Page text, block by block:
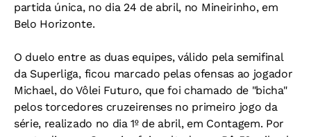
partida única, no dia 24 de abril, no Mineirinho, em
Belo Horizonte.
O duelo entre as duas equipes, válido pela semifinal
da Superliga, ficou marcado pelas ofensas ao jogador
Michael, do Vôlei Futuro, que foi chamado de "bicha"
pelos torcedores cruzeirenses no primeiro jogo da
série, realizado no dia 1º de abril, em Contagem. Por